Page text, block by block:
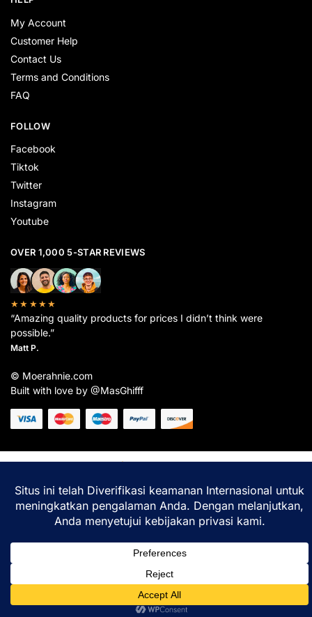
My Account
Customer Help
Contact Us
Terms and Conditions
FAQ
FOLLOW
Facebook
Tiktok
Twitter
Instagram
Youtube
OVER 1,000 5-STAR REVIEWS
★★★★★
“Amazing quality products for prices I didn’t think were
possible.”
Matt P.
© Moerahnie.com
Built with love by @MasGhifff
Lacak
Moerahnie.com
pengalaman belanja terbaik Anda.